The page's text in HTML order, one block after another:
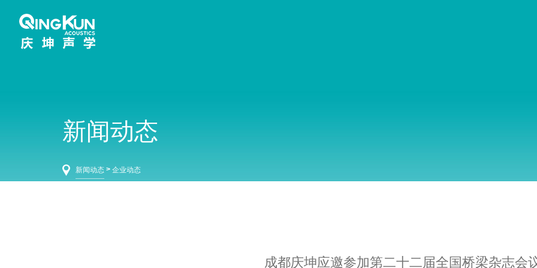
新闻动态
新闻动态 > 企业动态
成都庆坤应邀参加第二十二届全国桥梁杂志会